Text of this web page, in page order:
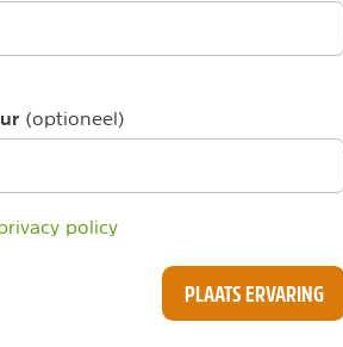
(optioneel)
policy
PLAATS ERVARING